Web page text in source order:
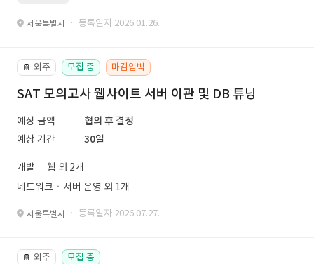
서울특별시 · 등록일자 2026.01.26.
📔 외주 모집 중 마감임박
SAT 모의고사 웹사이트 서버 이관 및 DB 튜닝
예상 금액
협의 후 결정
예상 기간
30일
개발
웹 외 2개
네트워크ㆍ서버 운영 외 1개
서울특별시 · 등록일자 2026.07.27.
📔 외주 모집 중